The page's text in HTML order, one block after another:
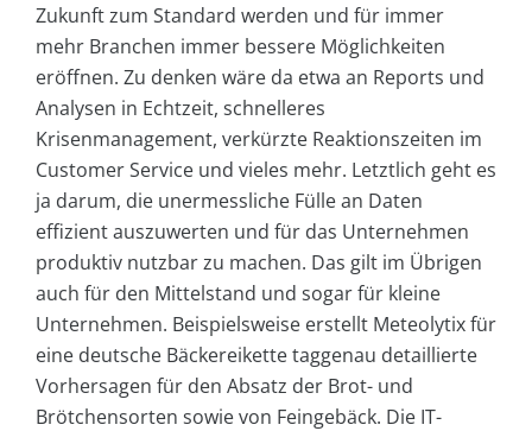
Zukunft zum Standard werden und für immer
mehr Branchen immer bessere Möglichkeiten
eröffnen. Zu denken wäre da etwa an Reports und
Analysen in Echtzeit, schnelleres
Krisenmanagement, verkürzte Reaktionszeiten im
Customer Service und vieles mehr. Letztlich geht es
ja darum, die unermessliche Fülle an Daten
effizient auszuwerten und für das Unternehmen
produktiv nutzbar zu machen. Das gilt im Übrigen
auch für den Mittelstand und sogar für kleine
Unternehmen. Beispielsweise erstellt Meteolytix für
eine deutsche Bäckereikette taggenau detaillierte
Vorhersagen für den Absatz der Brot- und
Brötchensorten sowie von Feingebäck. Die IT-